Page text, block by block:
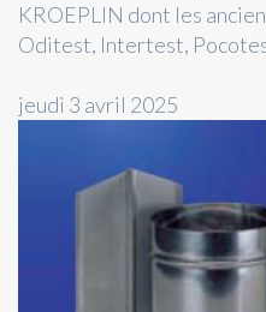
KROEPLIN dont les
Oditest, Intertest,
jeudi 3 avril 2025